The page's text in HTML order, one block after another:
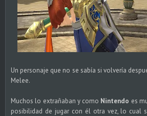
Un personaje que no se sabía si volvería
Melee.
Muchos lo extrañaban y como Nintendo es
posibilidad de jugar con él otra vez, lo cual